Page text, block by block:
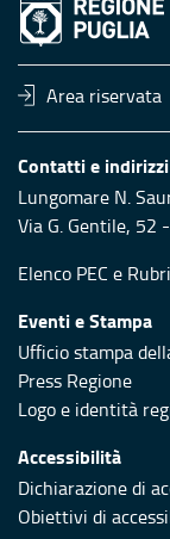
Area riservata
Contatti e indirizzi
Lungomare N.
Via G. Gentile, 52
Elenco PEC e
Eventi e Stampa
Ufficio stampa
Press Regione
Logo e identità
Accessibilità
Dichiarazione di
Obiettivi di